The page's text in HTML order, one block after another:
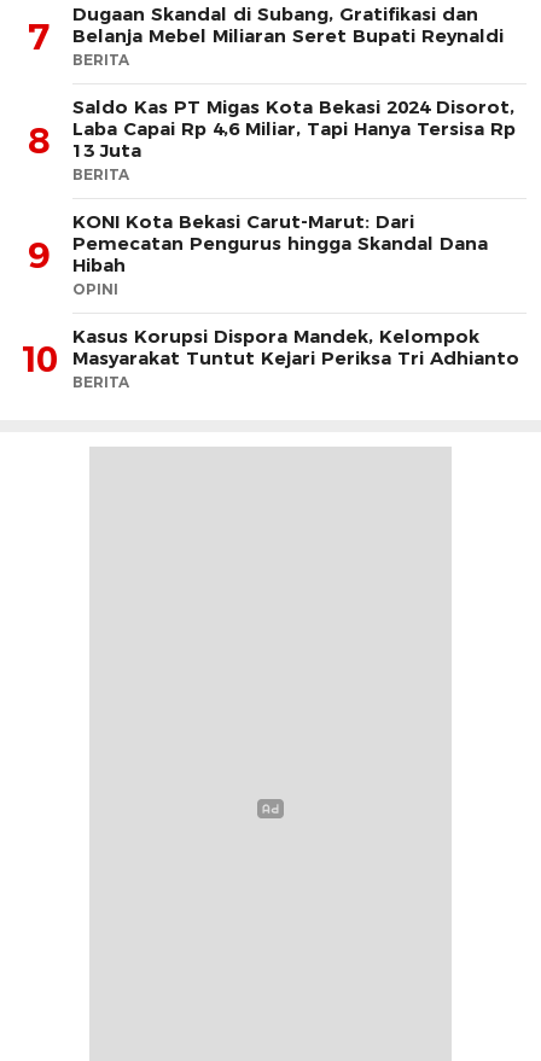
7
Dugaan Skandal di Subang, Gratifikasi dan
Belanja Mebel Miliaran Seret Bupati Reynaldi
BERITA
8
Saldo Kas PT Migas Kota Bekasi 2024 Disorot,
Laba Capai Rp 4,6 Miliar, Tapi Hanya Tersisa Rp
13 Juta
BERITA
9
KONI Kota Bekasi Carut-Marut: Dari
Pemecatan Pengurus hingga Skandal Dana
Hibah
OPINI
10
Kasus Korupsi Dispora Mandek, Kelompok
Masyarakat Tuntut Kejari Periksa Tri Adhianto
BERITA